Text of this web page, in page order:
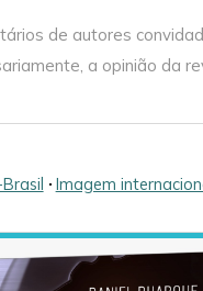
de autores
a opinião da
🞌 Imagem